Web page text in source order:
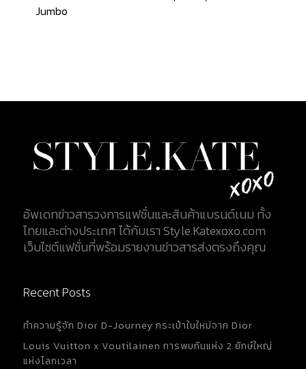
Jumbo
อัพเดทข่าวสารวงการแฟชั่นและสินค้าแบรนด์เนม ทั้ง
ไทยและต่างประเทศ ได้กับเรา Style.Katexoxo.com
เว็บไซต์แฟชั่นที่พร้อมรายงานข่าวสารส่งตรงถึงคุณ
Recent Posts
ทำความรู้จัก Dior D-Journey กระเป๋าใบใหม่จาก Dior
Louis Vuitton x Voutilainen การพบกันแห่ง 2 ยักษ์ใหญ่
แห่งโลกเวลา